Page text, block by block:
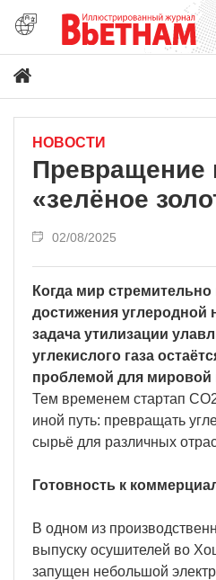
НОВОСТИ
Превращение
«зелёное
02/08/2025
Когда мир
достижения углеродной
задача утилизации
углекислого газа
проблемой для
Тем временем стартап
иной путь: превращать
сырьё для различных
Готовность к
В одном из
выпуску осушителей во
запущен небольшой